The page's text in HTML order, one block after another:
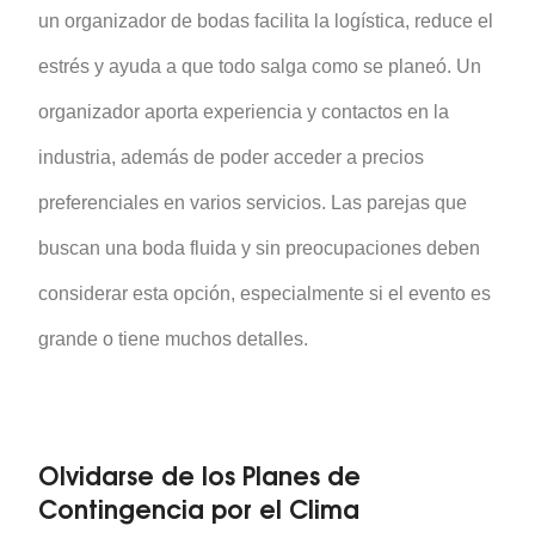
un organizador de bodas facilita la logística, reduce el
estrés y ayuda a que todo salga como se planeó. Un
organizador aporta experiencia y contactos en la
industria, además de poder acceder a precios
preferenciales en varios servicios. Las parejas que
buscan una boda fluida y sin preocupaciones deben
considerar esta opción, especialmente si el evento es
grande o tiene muchos detalles.
Olvidarse de los Planes de
Contingencia por el Clima